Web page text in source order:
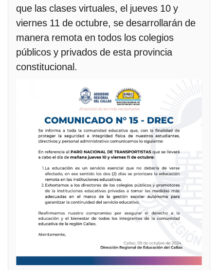
que las clases virtuales, el jueves 10 y
viernes 11 de octubre, se desarrollarán de
manera remota en todos los colegios
públicos y privados de esta provincia
constitucional.